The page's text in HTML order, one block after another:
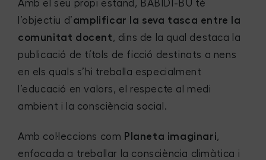
Amb el seu propi estand, BABIDI-BÚ té
l’objectiu d’amplificar la seva tasca entre la
comunitat docent , dins de la qual destaca la
publicació de títols de ficció destinats a nens
en els quals s’hi treballa especialment
l’educació en valors, el respecte al medi
ambient i la consciència social.
Amb col·leccions com Planeta imaginari,
enfocada a treballar la consciència climàtica i